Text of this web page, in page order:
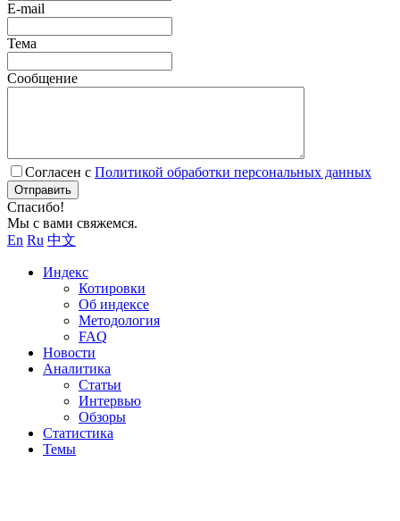
E-mail
Тема
Сообщение
Согласен с Политикой обработки персональных данных
Отправить
Спасибо!
Мы с вами свяжемся.
En Ru 中文
Индекс
Котировки
Об индексе
Методология
FAQ
Новости
Аналитика
Статьи
Интервью
Обзоры
Статистика
Темы